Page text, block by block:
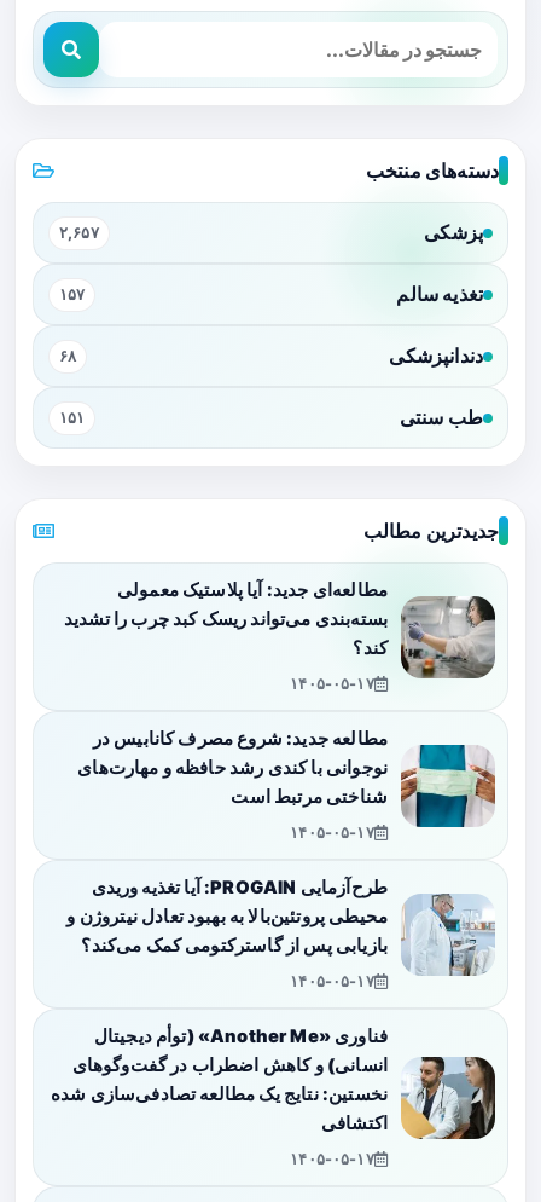
دسته‌های منتخب
پزشکی ۲,۶۵۷
تغذیه سالم ۱۵۷
دندانپزشکی ۶۸
طب سنتی ۱۵۱
جدیدترین مطالب
مطالعه‌ای جدید: آیا پلاستیک معمولی
بسته‌بندی می‌تواند ریسک کبد چرب را تشدید
کند؟
۱۴۰۵-۰۵-۱۷
مطالعه جدید: شروع مصرف کانابیس در
نوجوانی با کندی رشد حافظه و مهارت‌های
شناختی مرتبط است
۱۴۰۵-۰۵-۱۷
طرح‌آزمایی PROGAIN: آیا تغذیه وریدی
محیطی پروتئین‌بالا به بهبود تعادل نیتروژن و
بازیابی پس از گاسترکتومی کمک می‌کند؟
۱۴۰۵-۰۵-۱۷
فناوری «Another Me» (توأم دیجیتال
انسانی) و کاهش اضطراب در گفت‌وگوهای
نخستین: نتایج یک مطالعه تصادفی‌سازی شده
اکتشافی
۱۴۰۵-۰۵-۱۷